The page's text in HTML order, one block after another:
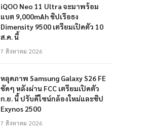
iQOO Neo 11 Ultra จะมาพร้อม
แบต 9,000mAh ชิปเรือธง
Dimensity 9500 เตรียมเปิดตัว 10
ส.ค. นี้
7 สิงหาคม 2026
หลุดภาพ Samsung Galaxy S26 FE
ชัดๆ หลังผ่าน FCC เตรียมเปิดตัว
ก.ย. นี้ ปรับดีไซน์กล้องใหม่และชิป
Exynos 2500
7 สิงหาคม 2026